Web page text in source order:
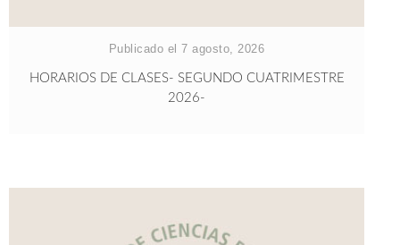
Publicado el 7 agosto, 2026
HORARIOS DE CLASES- SEGUNDO CUATRIMESTRE
2026-